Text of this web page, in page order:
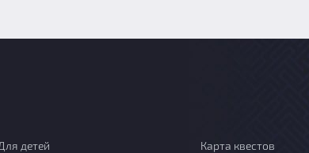
детей Карта квестов